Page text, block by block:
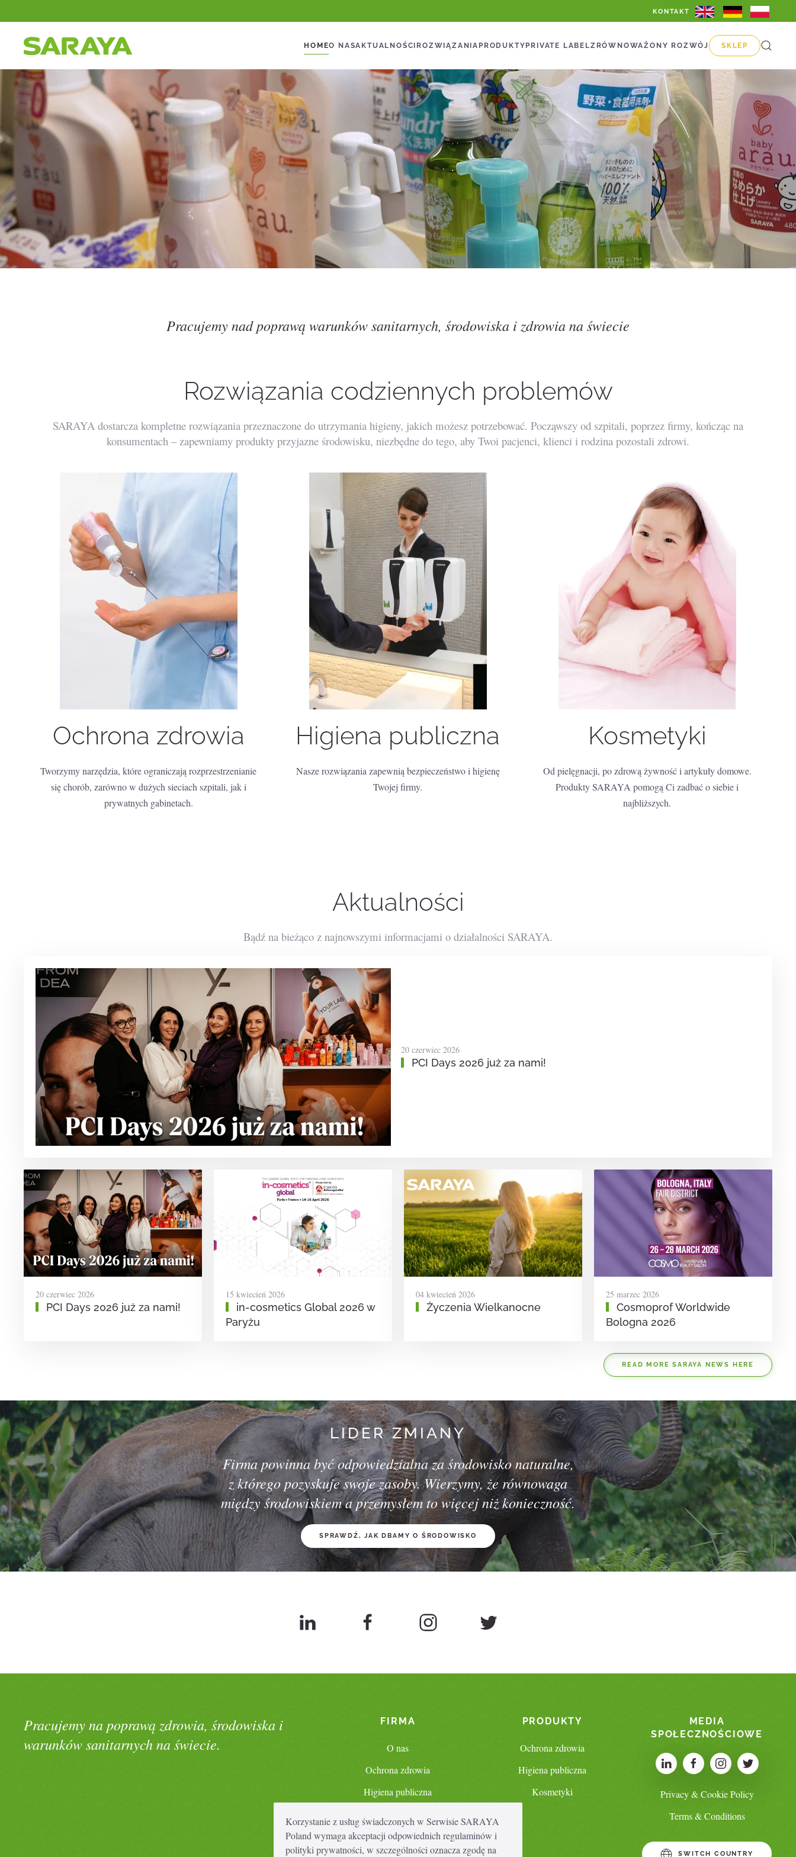
Korzystanie z usług świadczonych w Serwisie SARAYA
Poland wymaga akceptacji odpowiednich regulaminów i
polityki prywatności, w szczególności oznacza zgodę na
KONTAKT
HOMEO NASAKTUALNOŚCI ROZWIĄZANIA PRODUKTY PRIVATE LABELZRÓWNOWAŻONY ROZWÓJ SKLEP
Pracujemy nad poprawą warunków sanitarnych, środowiska i zdrowia na świecie
Rozwiązania codziennych problemów
SARAYA dostarcza kompletne rozwiązania przeznaczone do utrzymania higieny, jakich możesz potrzebować. Począwszy od szpitali, poprzez firmy, kończąc na
konsumentach – zapewniamy produkty przyjazne środowisku, niezbędne do tego, aby Twoi pacjenci, klienci i rodzina pozostali zdrowi.
Ochrona zdrowia
Tworzymy narzędzia, które ograniczają rozprzestrzenianie
się chorób, zarówno w dużych sieciach szpitali, jak i
prywatnych gabinetach.
Higiena publiczna
Nasze rozwiązania zapewnią bezpieczeństwo i higienę
Twojej firmy.
Kosmetyki
Od pielęgnacji, po zdrową żywność i artykuły domowe.
Produkty SARAYA pomogą Ci zadbać o siebie i
najbliższych.
Aktualności
Bądź na bieżąco z najnowszymi informacjami o działalności SARAYA.
20 czerwiec 2026
PCI Days 2026 już za nami!
20 czerwiec 2026
PCI Days 2026 już za nami!
15 kwiecień 2026
in-cosmetics Global 2026 w
Paryżu
04 kwiecień 2026
Życzenia Wielkanocne
25 marzec 2026
Cosmoprof Worldwide
Bologna 2026
READ MORE SARAYA NEWS HERE
LIDER ZMIANY
Firma powinna być odpowiedzialna za środowisko naturalne,
z którego pozyskuje swoje zasoby. Wierzymy, że równowaga
między środowiskiem a przemysłem to więcej niż konieczność.
SPRAWDŹ, JAK DBAMY O ŚRODOWISKO
Pracujemy na poprawą zdrowia, środowiska i
warunków sanitarnych na świecie.
FIRMA
O nas
Ochrona zdrowia
Higiena publiczna
Zrównoważony rozwój
PRODUKTY
Ochrona zdrowia
Higiena publiczna
Kosmetyki
MEDIA
SPOŁECZNOŚCIOWE
Privacy & Cookie Policy
Terms & Conditions
SWITCH COUNTRY